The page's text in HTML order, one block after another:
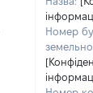
Номер